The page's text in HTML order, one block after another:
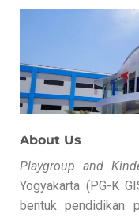
About Us
Playgroup and
Yogyakarta (PG-K
bentuk pendidikan